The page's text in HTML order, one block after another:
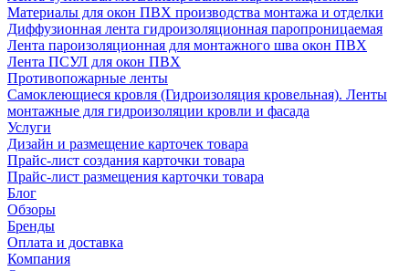
Материалы для окон ПВХ производства монтажа и отделки
Диффузионная лента гидроизоляционная паропроницаемая
Лента пароизоляционная для монтажного шва окон ПВХ
Лента ПСУЛ для окон ПВХ
Противопожарные ленты
Самоклеющиеся кровля (Гидроизоляция кровельная). Ленты
монтажные для гидроизоляции кровли и фасада
Услуги
Дизайн и размещение карточек товара
Прайс-лист создания карточки товара
Прайс-лист размещения карточки товара
Блог
Обзоры
Бренды
Оплата и доставка
Компания